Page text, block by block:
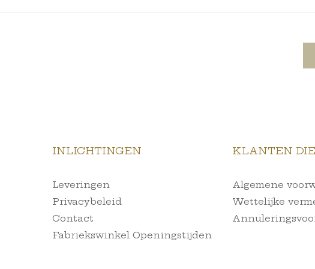
INLICHTINGEN
Leveringen
Privacybeleid
Contact
Fabriekswinkel Openingstijden
KLANTEN
Algemene
Wettelijke